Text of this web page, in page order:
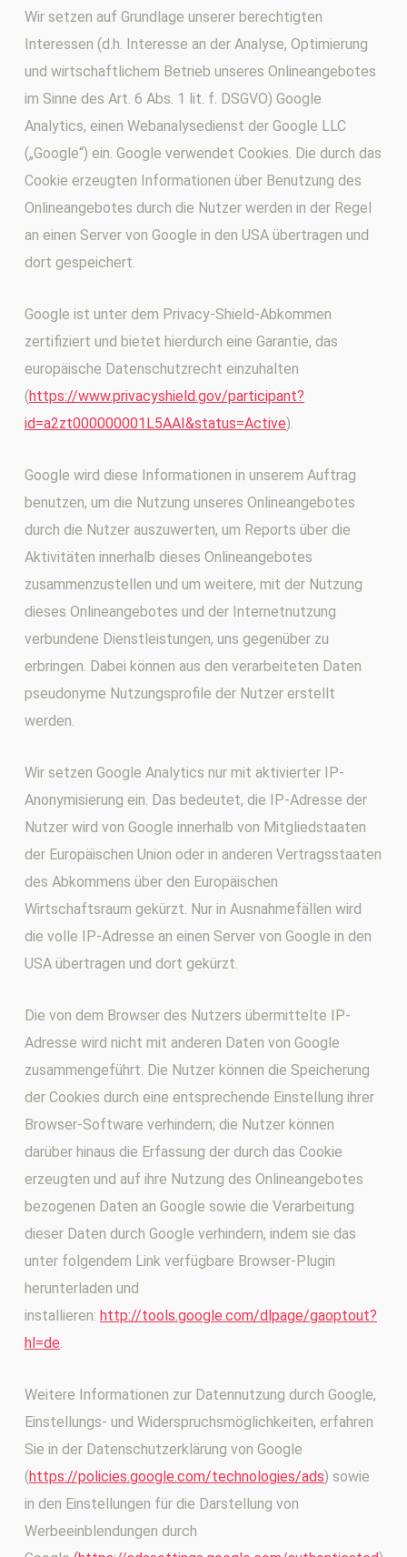
Wir setzen auf Grundlage unserer berechtigten
Interessen (d.h. Interesse an der Analyse, Optimierung
und wirtschaftlichem Betrieb unseres Onlineangebotes
im Sinne des Art. 6 Abs. 1 lit. f. DSGVO) Google
Analytics, einen Webanalysedienst der Google LLC
(„Google“) ein. Google verwendet Cookies. Die durch das
Cookie erzeugten Informationen über Benutzung des
Onlineangebotes durch die Nutzer werden in der Regel
an einen Server von Google in den USA übertragen und
dort gespeichert.
Google ist unter dem Privacy-Shield-Abkommen
zertifiziert und bietet hierdurch eine Garantie, das
europäische Datenschutzrecht einzuhalten
(https://www.privacyshield.gov/participant?
id=a2zt000000001L5AAI&status=Active).
Google wird diese Informationen in unserem Auftrag
benutzen, um die Nutzung unseres Onlineangebotes
durch die Nutzer auszuwerten, um Reports über die
Aktivitäten innerhalb dieses Onlineangebotes
zusammenzustellen und um weitere, mit der Nutzung
dieses Onlineangebotes und der Internetnutzung
verbundene Dienstleistungen, uns gegenüber zu
erbringen. Dabei können aus den verarbeiteten Daten
pseudonyme Nutzungsprofile der Nutzer erstellt
werden.
Wir setzen Google Analytics nur mit aktivierter IP-
Anonymisierung ein. Das bedeutet, die IP-Adresse der
Nutzer wird von Google innerhalb von Mitgliedstaaten
der Europäischen Union oder in anderen Vertragsstaaten
des Abkommens über den Europäischen
Wirtschaftsraum gekürzt. Nur in Ausnahmefällen wird
die volle IP-Adresse an einen Server von Google in den
USA übertragen und dort gekürzt.
Die von dem Browser des Nutzers übermittelte IP-
Adresse wird nicht mit anderen Daten von Google
zusammengeführt. Die Nutzer können die Speicherung
der Cookies durch eine entsprechende Einstellung ihrer
Browser-Software verhindern; die Nutzer können
darüber hinaus die Erfassung der durch das Cookie
erzeugten und auf ihre Nutzung des Onlineangebotes
bezogenen Daten an Google sowie die Verarbeitung
dieser Daten durch Google verhindern, indem sie das
unter folgendem Link verfügbare Browser-Plugin
herunterladen und
installieren: http://tools.google.com/dlpage/gaoptout?
hl=de.
Weitere Informationen zur Datennutzung durch Google,
Einstellungs- und Widerspruchsmöglichkeiten, erfahren
Sie in der Datenschutzerklärung von Google
(https://policies.google.com/technologies/ads) sowie
in den Einstellungen für die Darstellung von
Werbeeinblendungen durch